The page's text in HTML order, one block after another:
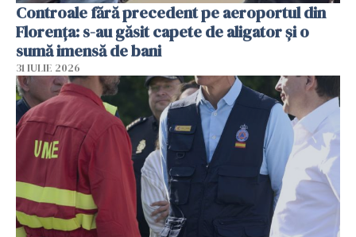
Controale fără precedent pe aeroportul din
Florența: s-au găsit capete de aligator și o
sumă imensă de bani
31 IULIE 2026